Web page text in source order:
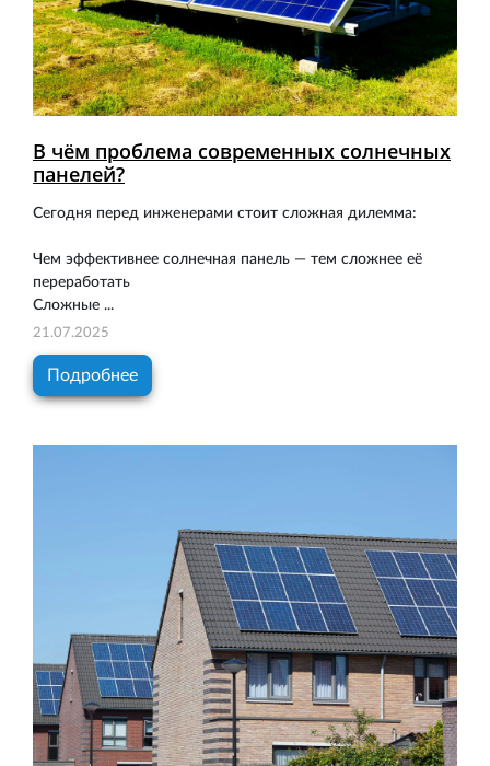
В чём проблема современных солнечных
панелей?
Сегодня перед инженерами стоит сложная дилемма:
Чем эффективнее солнечная панель — тем сложнее её
переработать
Сложные ...
21.07.2025
Подробнее